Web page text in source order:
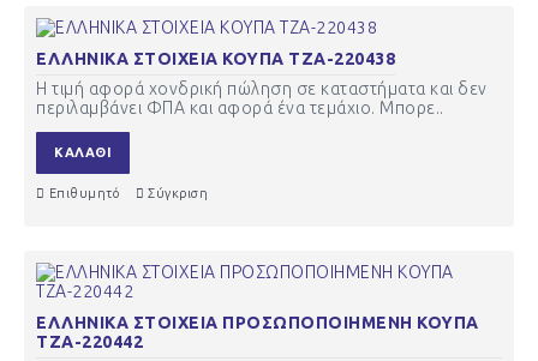
ΕΛΛΗΝΙΚΑ ΣΤΟΙΧΕΙΑ ΚΟΥΠΑ ΤΖΑ-220438
Η τιμή αφορά χονδρική πώληση σε καταστήματα και δεν
περιλαμβάνει ΦΠΑ και αφορά ένα τεμάχιο. Μπορε..
ΚΑΛΆΘΙ
Επιθυμητό Σύγκριση
ΕΛΛΗΝΙΚΑ ΣΤΟΙΧΕΙΑ ΠΡΟΣΩΠΟΠΟΙΗΜΕΝΗ ΚΟΥΠΑ
ΤΖΑ-220442